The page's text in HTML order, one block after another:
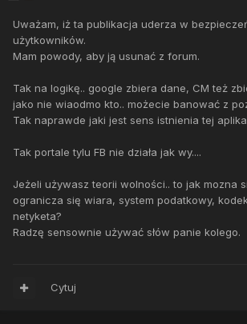
Uważam, iż ta publikacja uderza w
użytkowników.
Mam powody, aby ją usunać z forum.
Tak na logikę.. google zbiera dane, CM też
jako nie wiaodmo kto.. możecie banować z
Tak naprawde jaki jest sens istnienia tej
Tak portale tylu FB nie działa jak wy....
Jeżeli używasz teorii wolności.. to jak mozna
ogranicza się wiara, system podatkowy,
netyketa?
Radzę sensownie używać słów panie kolego.
Cytuj